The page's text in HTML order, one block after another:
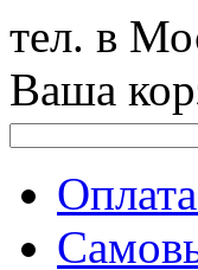
тел. в
Ваша